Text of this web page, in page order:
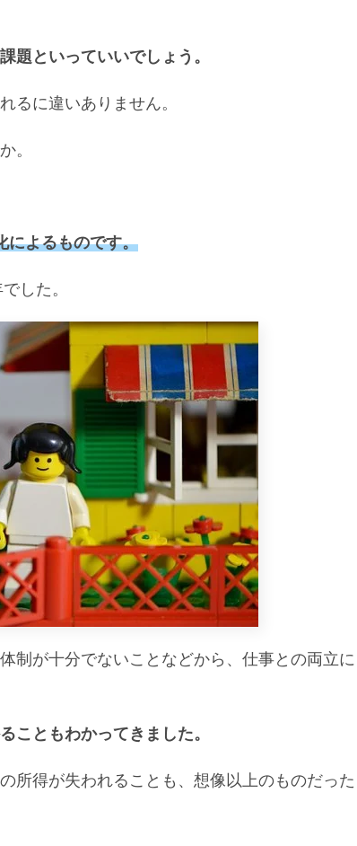
題といっていいでしょう。
るに違いありません。
。
によるものです。
した。
制が十分でないことなどから、仕事との両立に
こともわかってきました。
所得が失われることも、想像以上のものだった